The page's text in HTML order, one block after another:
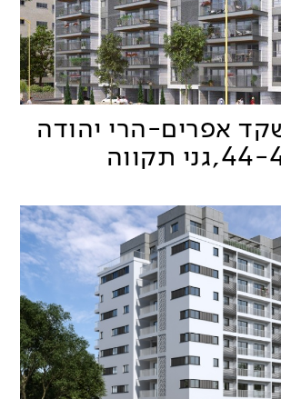
אפרים-הרי יהודה
תקווה